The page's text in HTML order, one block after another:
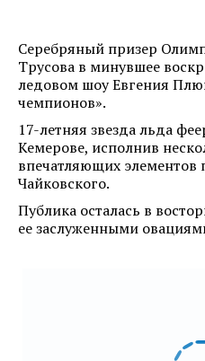
Серебряный призер
Трусова в минувшее
ледовом шоу Евгения
чемпионов».
17-летняя звезда льда
Кемерове, исполнив
впечатляющих
Чайковского.
Публика осталась в
ее заслуженными